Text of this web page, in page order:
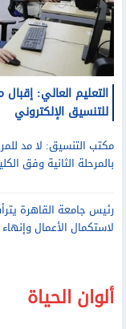
التعليم العالي:
للتنسيق الإلكتروني
مكتب التنسيق: لا مد
بالمرحلة الثانية وفق
رئيس جامعة القاهرة
لاستكمال الأعمال
ألوان الحياة